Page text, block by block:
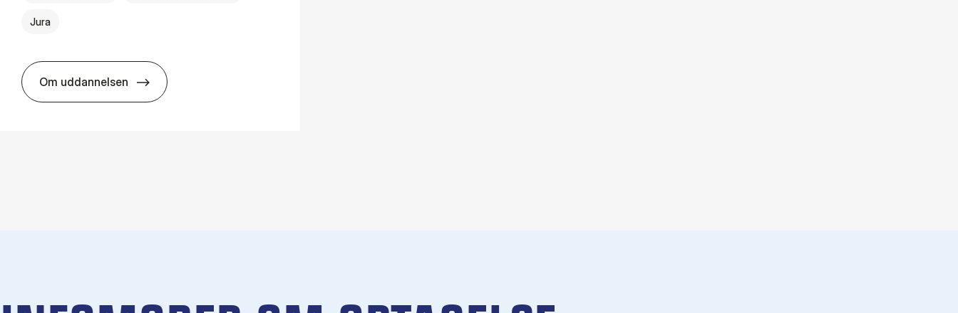
Jura
Om uddannelsen
HA(jur.) - erhvervs­økonomi og erhvervs­jura